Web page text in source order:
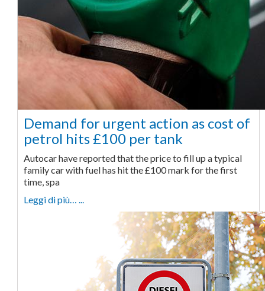
Demand for urgent action as cost of
petrol hits £100 per tank
Autocar have reported that the price to fill up a typical
family car with fuel has hit the £100 mark for the first
time, spa
Leggi di più… ...